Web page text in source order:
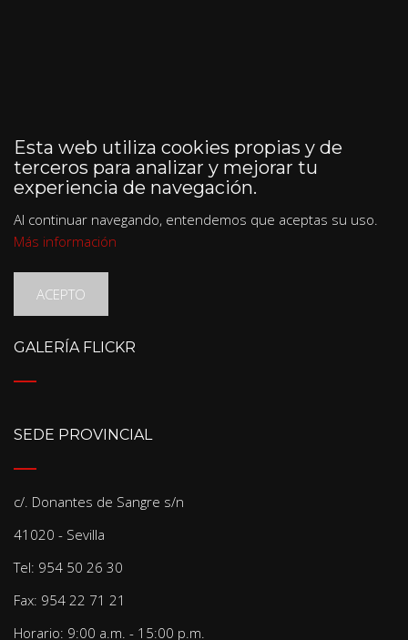
Esta web utiliza cookies propias y de
terceros para analizar y mejorar tu
experiencia de navegación.
Al continuar navegando, entendemos que aceptas su uso.
Más información
ACEPTO
GALERÍA FLICKR
SEDE PROVINCIAL
c/. Donantes de Sangre s/n
41020 - Sevilla
Tel: 954 50 26 30
Fax: 954 22 71 21
Horario: 9:00 a.m. - 15:00 p.m.